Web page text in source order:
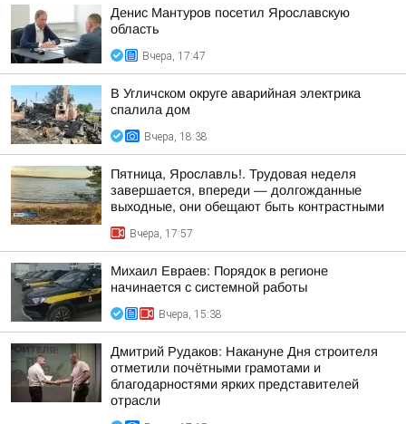
Денис Мантуров посетил Ярославскую
область
Вчера, 17:47
В Угличском округе аварийная электрика
спалила дом
Вчера, 18:38
Пятница, Ярославль!. Трудовая неделя
завершается, впереди — долгожданные
выходные, они обещают быть контрастными
Вчера, 17:57
Михаил Евраев: Порядок в регионе
начинается с системной работы
Вчера, 15:38
Дмитрий Рудаков: Накануне Дня строителя
отметили почётными грамотами и
благодарностями ярких представителей
отрасли